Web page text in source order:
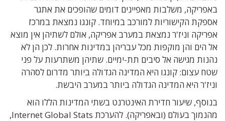
באפריקה, משלבות מאפיינים דומים שהופכים את אתגר
אספקת הקישוריות למורכב במיוחד. קונגו נמצאת במרכז
אפריקה וניז'ר נמצאת במערב אפריקה, אולם לשתיהן אין מוצא
אל הים והן מוקפות מכל עבריהן במדינות אחרות. לכן הן לא
נהנות מגישה אל סיבים תת-ימיים. שתיהן משתרעות על פני
שטח עצום: קונגו היא המדינה הגדולה ביותר מדרום לסהרה
וניז'ר היא המדינה הגדולה ביותר במערב היבשת.
בנוסף, שיעור חדירת האינטרנט בשתי המדינות הללו הוא
מהנמוך בעולם (ובאפריקה). להערכת Internet Global Stats,